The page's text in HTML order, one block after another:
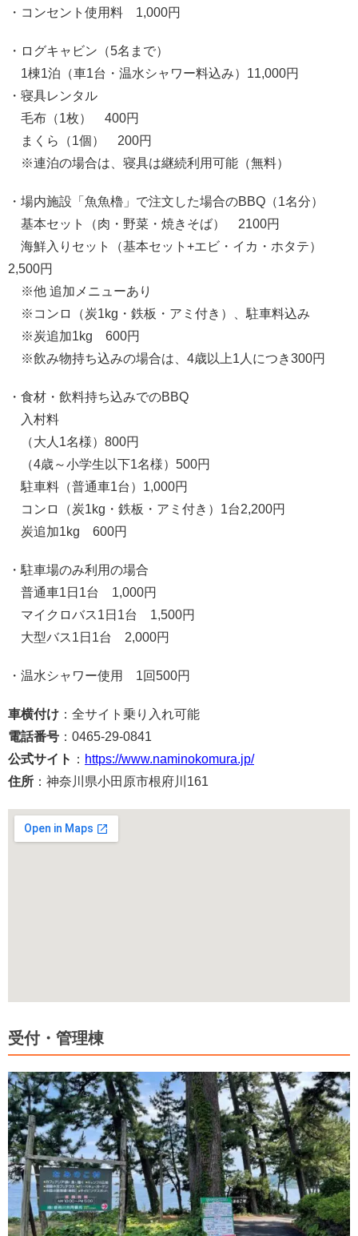
・コンセント使用料 1,000円
・ログキャビン（5名まで）
1棟1泊（車1台・温水シャワー料込み）11,000円
・寝具レンタル
毛布（1枚） 400円
まくら（1個） 200円
※連泊の場合は、寝具は継続利用可能（無料）
・場内施設「魚魚櫓」で注文した場合のBBQ（1名分）
基本セット（肉・野菜・焼きそば） 2100円
海鮮入りセット（基本セット+エビ・イカ・ホタテ）
2,500円
※他 追加メニューあり
※コンロ（炭1kg・鉄板・アミ付き）、駐車料込み
※炭追加1kg 600円
※飲み物持ち込みの場合は、4歳以上1人につき300円
・食材・飲料持ち込みでのBBQ
入村料
（大人1名様）800円
（4歳～小学生以下1名様）500円
駐車料（普通車1台）1,000円
コンロ（炭1kg・鉄板・アミ付き）1台2,200円
炭追加1kg 600円
・駐車場のみ利用の場合
普通車1日1台 1,000円
マイクロバス1日1台 1,500円
大型バス1日1台 2,000円
・温水シャワー使用 1回500円
車横付け ：全サイト乗り入れ可能
電話番号 ：0465-29-0841
公式サイト ： https://www.naminokomura.jp/
住所 ：神奈川県小田原市根府川161
受付・管理棟